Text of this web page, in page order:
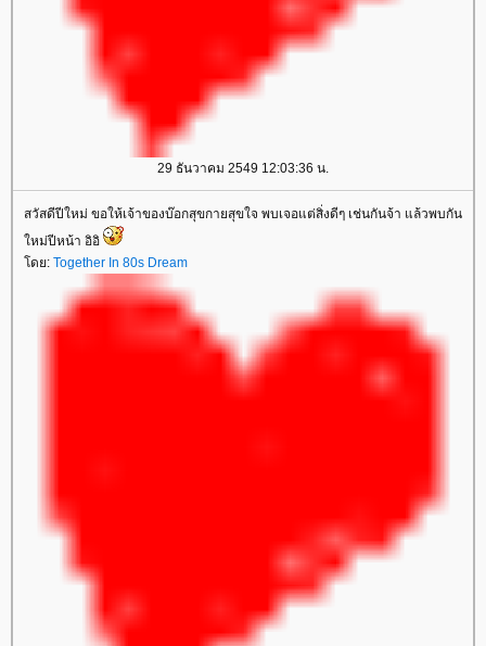
29 ธันวาคม 2549 12:03:36 น.
สวัสดีปีใหม่ ขอให้เจ้าของบ๊อกสุขกายสุขใจ พบเจอแต่สิ่งดีๆ เช่นกันจ้า แล้วพบกัน
หม่ปีหน้า อิอิ
ดย: Together In 80s Dream